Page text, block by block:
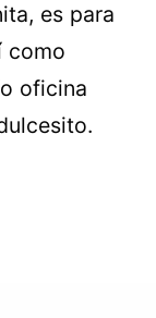
es para
como
oficina